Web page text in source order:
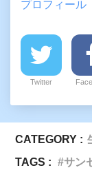
プロフィール
Twitter
CATEGORY :
TAGS :
サン